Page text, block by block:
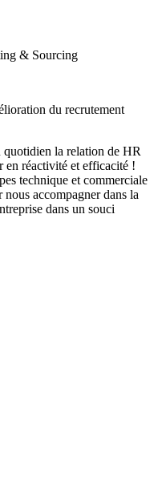
& Sourcing
du recrutement
quotidien la relation de HR
en réactivité et efficacité !
technique et commerciale
accompagner dans la
dans un souci